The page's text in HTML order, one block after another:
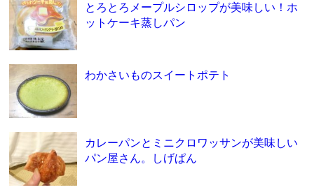
とろとろメープルシロップが美味しい！ホ
ットケーキ蒸しパン
わかさいものスイートポテト
カレーパンとミニクロワッサンが美味しい
パン屋さん。しげぱん